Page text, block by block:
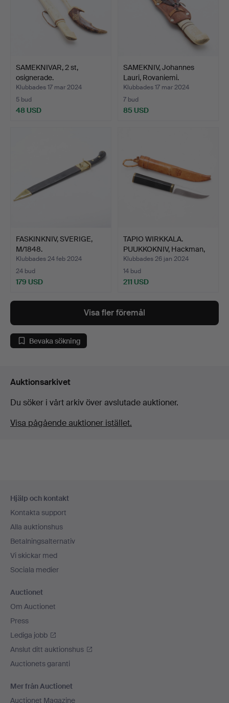
SAMEKNIVAR, 2 st,
osignerade.
Klubbades 17 mar 2024
5 bud
48 USD
SAMEKNIV, Johannes
Lauri, Rovaniemi.
Klubbades 17 mar 2024
7 bud
85 USD
FASKINKNIV, SVERIGE,
M/1848.
Klubbades 24 feb 2024
24 bud
179 USD
TAPIO WIRKKALA.
PUUKKOKNIV, Hackman,
Finla…
Klubbades 26 jan 2024
14 bud
211 USD
Visa fler föremål
Bevaka sökning
Auktionsarkivet
Du söker i vårt arkiv över avslutade auktioner.
Visa pågående auktioner istället.
Hjälp och kontakt
Kontakta support
Alla auktionshus
Betalningsalternativ
Vi skickar med
Sociala medier
Auctionet
Om Auctionet
Press
Lediga jobb
Anslut ditt auktionshus
Auctionets garanti
Mer från Auctionet
Auctionet Magazine